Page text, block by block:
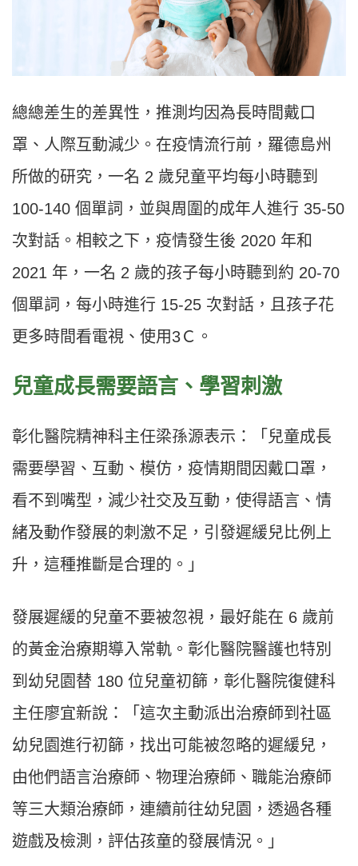
總總差生的差異性，推測均因為長時間戴口
罩、人際互動減少。在疫情流行前，羅德島州
所做的研究，一名 2 歲兒童平均每小時聽到
100-140 個單詞，並與周圍的成年人進行 35-50
次對話。相較之下，疫情發生後 2020 年和
2021 年，一名 2 歲的孩子每小時聽到約 20-70
個單詞，每小時進行 15-25 次對話，且孩子花
更多時間看電視、使用3Ｃ。
兒童成長需要語言、學習刺激
彰化醫院精神科主任梁孫源表示：「兒童成長
需要學習、互動、模仿，疫情期間因戴口罩，
看不到嘴型，減少社交及互動，使得語言、情
緒及動作發展的刺激不足，引發遲緩兒比例上
升，這種推斷是合理的。」
發展遲緩的兒童不要被忽視，最好能在 6 歲前
的黃金治療期導入常軌。彰化醫院醫護也特別
到幼兒園替 180 位兒童初篩，彰化醫院復健科
主任廖宜新說：「這次主動派出治療師到社區
幼兒園進行初篩，找出可能被忽略的遲緩兒，
由他們語言治療師、物理治療師、職能治療師
等三大類治療師，連續前往幼兒園，透過各種
遊戲及檢測，評估孩童的發展情況。」